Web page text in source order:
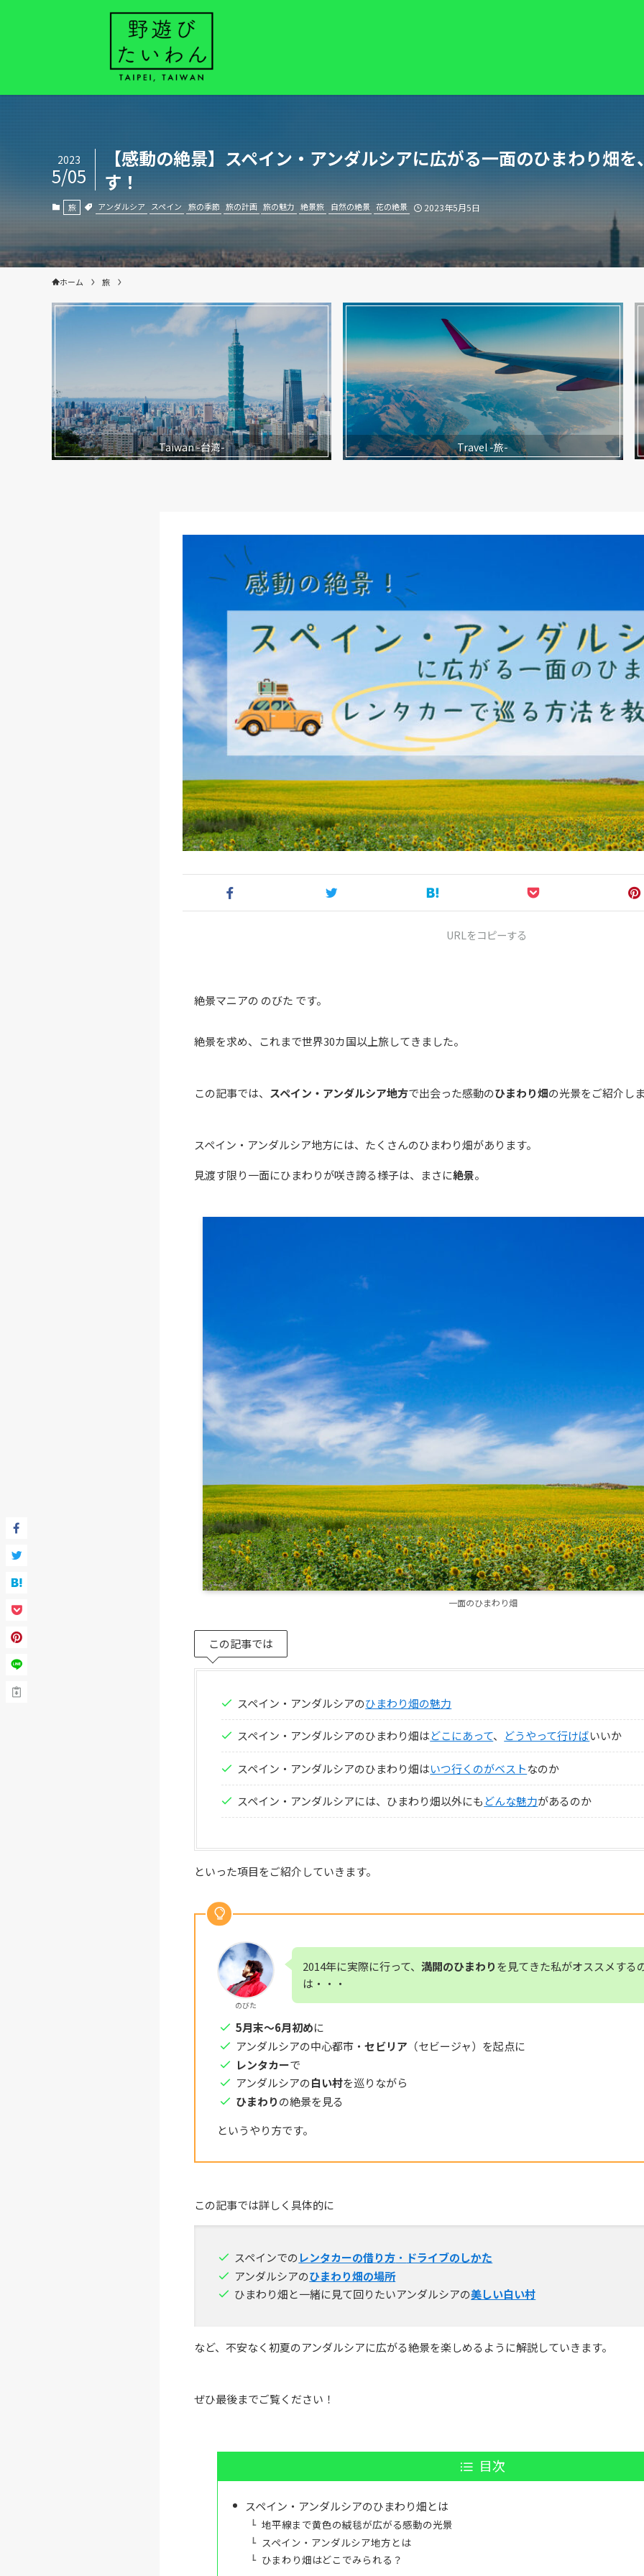
【感動の絶景】スペイン・アンダルシアに広がる一面のひまわり畑
す！
2023
5/05
旅 アンダルシア スペイン 旅の季節 旅の計画 旅の魅力 絶景旅 自然の絶景 花の絶景 2023年5月5日
ホーム 旅
Taiwan -台湾- Travel -旅-
URLをコピーする
絶景マニアの のびた です。
絶景を求め、これまで世界30カ国以上旅してきました。
この記事では、 スペイン・アンダルシア地方で出会った感動のひまわり畑の光景をご紹介し
スペイン・アンダルシア地方には、たくさんのひまわり畑があります。
見渡す限り一面にひまわりが咲き誇る様子は、まさに絶景。
一面のひまわり畑
この記事では
スペイン・アンダルシアのひまわり畑の魅力
スペイン・アンダルシアのひまわり畑はどこにあって、 どうやって行けばいいか
スペイン・アンダルシアのひまわり畑はいつ行くのがベストなのか
スペイン・アンダルシアには、ひまわり畑以外にもどんな魅力があるのか
といった項目をご紹介していきます。
のびた
2014年に実際に行って、 満開のひまわりを見てきた私がオススメする
は・・・
5月末〜6月初めに
アンダルシアの中心都市・セビリア （セビージャ）を起点に
レンタカーで
アンダルシアの白い村を巡りながら
ひまわりの絶景を見る
というやり方です。
この記事では詳しく具体的に
スペインでの レンタカーの借り方 ・ ドライブのしかた
アンダルシアのひまわり畑の場所
ひまわり畑と一緒に見て回りたいアンダルシアの美しい白い村
など、不安なく初夏のアンダルシアに広がる絶景を楽しめるように解説していきます。
ぜひ最後までご覧ください！
目次
スペイン・アンダルシアのひまわり畑とは
地平線まで黄色の絨毯が広がる感動の光景
スペイン・アンダルシア地方とは
ひまわり畑はどこでみられる？